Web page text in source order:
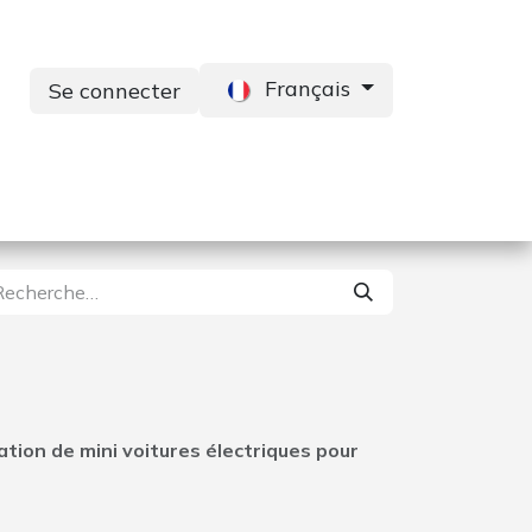
Se connecter Français
de mini voitures électriques pour